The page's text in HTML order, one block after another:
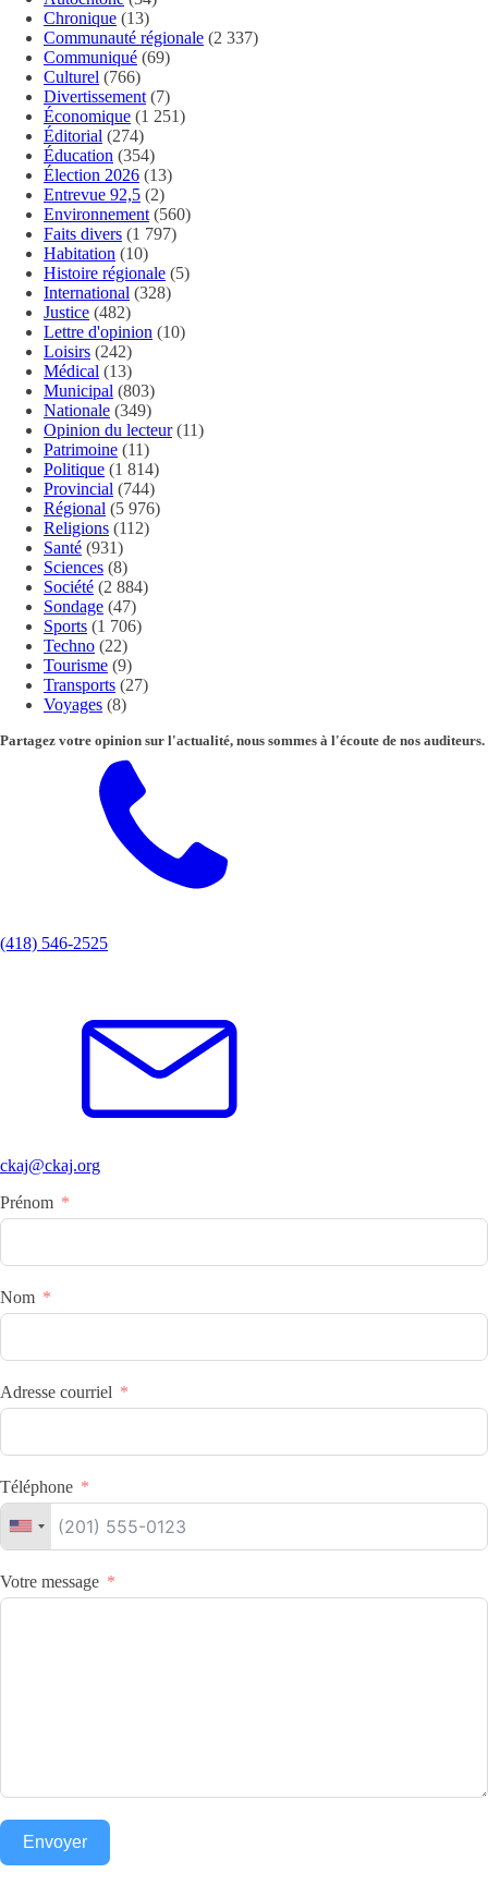
Chronique (13)
Communauté régionale (2 337)
Communiqué (69)
Culturel (766)
Divertissement (7)
Économique (1 251)
Éditorial (274)
Éducation (354)
Élection 2026 (13)
Entrevue 92,5 (2)
Environnement (560)
Faits divers (1 797)
Habitation (10)
Histoire régionale (5)
International (328)
Justice (482)
Lettre d'opinion (10)
Loisirs (242)
Médical (13)
Municipal (803)
Nationale (349)
Opinion du lecteur(11)
Patrimoine (11)
Politique (1 814)
Provincial (744)
Régional (5 976)
Religions (112)
Santé (931)
Sciences (8)
Société (2 884)
Sondage (47)
Sports (1 706)
Techno (22)
Tourisme (9)
Transports (27)
Voyages (8)
Partagez votre opinion sur l'actualité, nous sommes à l'écoute de nos auditeurs.
(418) 546-2525
ckaj@ckaj.org
Prénom
Nom
Adresse courriel
Téléphone
Votre message
Envoyer